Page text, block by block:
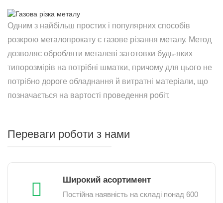
Одним з найбільш простих і популярних способів
розкрою металопрокату є газове різання металу. Метод
дозволяє обробляти металеві заготовки будь-яких
типорозмірів на потрібні шматки, причому для цього не
потрібно дороге обладнання й витратні матеріали, що
позначається на вартості проведення робіт.
Переваги роботи з нами
Широкий асортимент
Постійна наявність на складі понад 600